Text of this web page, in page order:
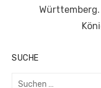
SUCHE
Suchen